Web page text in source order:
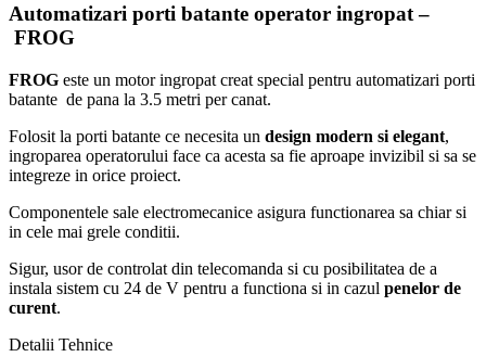
Automatizari porti batante operator ingropat –
FROG
FROG este un motor ingropat creat special pentru automatizari porti
batante de pana la 3.5 metri per canat.
Folosit la porti batante ce necesita un design modern si elegant,
ingroparea operatorului face ca acesta sa fie aproape invizibil si sa se
integreze in orice proiect.
Componentele sale electromecanice asigura functionarea sa chiar si
in cele mai grele conditii.
Sigur, usor de controlat din telecomanda si cu posibilitatea de a
instala sistem cu 24 de V pentru a functiona si in cazul penelor de
curent.
Detalii Tehnice